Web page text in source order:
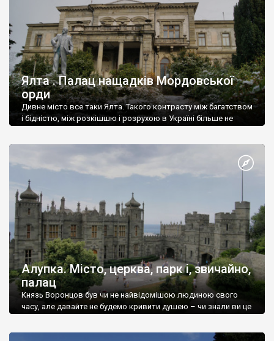
Ялта . Палац нащадків Мордовської
орди
Дивне місто все таки Ялта. Такого контрасту між багатством
і бідністю, між розкішшю і розрухою в Україні більше не
Алупка. Місто, церква, парк і, звичайно,
палац
Князь Воронцов був чи не найвідомішою людиною свого
часу, але давайте не будемо кривити душею – чи знали ви це